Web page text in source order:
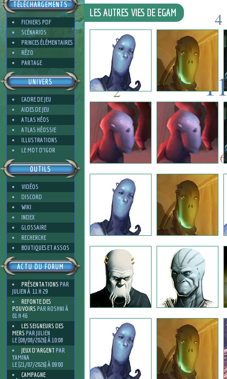
TÉLÉCHARGEMENTS
FICHIERS PDF
SCÉNARIOS
PRINCES ÉLÉMENTAIRES
RÉZO
PARTAGE
UNIVERS
CADRE DE JEU
AIDES DE JEU
ATLAS HÉOS
ATLAS HÉOSSIE
ILLUSTRATIONS
LE MOT D'IGOR
OUTILS
VIDÉOS
DISCORD
WIKI
INDEX
GLOSSAIRE
RECHERCHE
BOUTIQUES ET ASSOS
ACTU DU FORUM
PRÉSENTATIONS PAR
JULIEN À 11 H 29
REFONTE DES
POUVOIRS PAR ROSHNI À
01 H 46
LES SEIGNEURS DES
MERS PAR JULIEN
LE [08/08/2026] À 10:08
JEUX D'ARGENT PAR
YAMINA
LE [21/07/2026] À 09:00
CAMPAGNE
6
12
6
6
1
4
2
4
4
LES AUTRES VIES DE EGAM